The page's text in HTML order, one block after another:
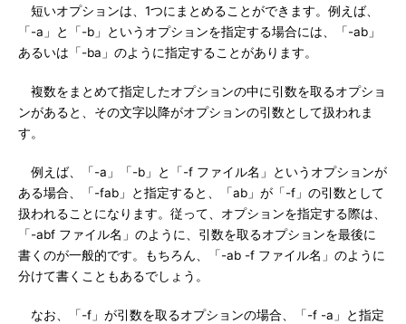
短いオプションは、1つにまとめることができます。例えば、
「-a」と「-b」というオプションを指定する場合には、「-ab」
あるいは「-ba」のように指定することがあります。
複数をまとめて指定したオプションの中に引数を取るオプショ
ンがあると、その文字以降がオプションの引数として扱われま
す。
例えば、「-a」「-b」と「-f ファイル名」というオプションが
ある場合、「-fab」と指定すると、「ab」が「-f」の引数として
扱われることになります。従って、オプションを指定する際は、
「-abf ファイル名」のように、引数を取るオプションを最後に
書くのが一般的です。もちろん、「-ab -f ファイル名」のように
分けて書くこともあるでしょう。
なお、「-f」が引数を取るオプションの場合、「-f -a」と指定